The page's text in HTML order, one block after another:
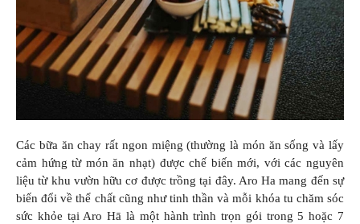
Các bữa ăn chay rất ngon miệng (thường là món ăn sống và lấy
cảm hứng từ món ăn nhạt) được chế biến mới, với các nguyên
liệu từ khu vườn hữu cơ được trồng tại đây. Aro Ha mang đến sự
biến đổi về thể chất cũng như tinh thần và mỗi khóa tu chăm sóc
sức khỏe tại Aro Hā là một hành trình trọn gói trong 5 hoặc 7